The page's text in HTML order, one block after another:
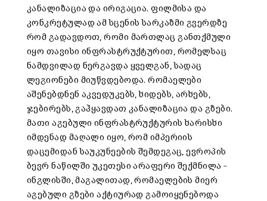
კანალიზაცია და ირიგაცია. ფილმისა და
კონკრეტულად ამ სცენის სარკაზმი გვერდზე
რომ გადავდოთ, რომი მართლაც განთქმული
იყო თავისი ინფრასტრუქტურით, რომელსაც
ნამდვილად ნერგავდა ყველგან, სადაც
ლეგიონები მიუწვდებოდა. რომაელები
აშენებდნენ აკვედუკებს, ხიდებს, არხებს,
ჯებირებს, გაჰყავდათ კანალიზაცია და გზები.
მათი აგებული ინფრასტრუქტურის ხარისხი
იმდენად მაღალი იყო, რომ იმპერიის
დაცემიდან საუკუნეების შემდეგაც, ევროპის
ბევრ ნაწილში უკეთესი არაფერი შექმნილა –
ინგლისში, მაგალითად, რომაელების მიერ
აგებული გზები აქტიურად გამოიყენებოდა